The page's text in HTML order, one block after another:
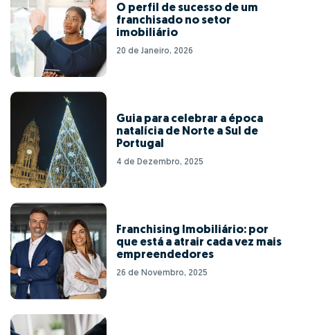
O perfil de sucesso de um
franchisado no setor
imobiliário
20 de Janeiro, 2026
Guia para celebrar a época
natalícia de Norte a Sul de
Portugal
4 de Dezembro, 2025
Franchising Imobiliário: por
que está a atrair cada vez mais
empreendedores
26 de Novembro, 2025